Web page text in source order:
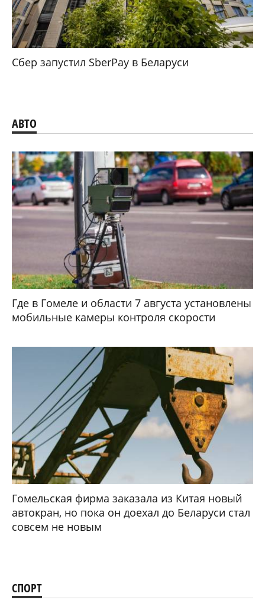
Сбер запустил SberPay в Беларуси
АВТО
Где в Гомеле и области 7 августа установлены
мобильные камеры контроля скорости
Гомельская фирма заказала из Китая новый
автокран, но пока он доехал до Беларуси стал
совсем не новым
СПОРТ